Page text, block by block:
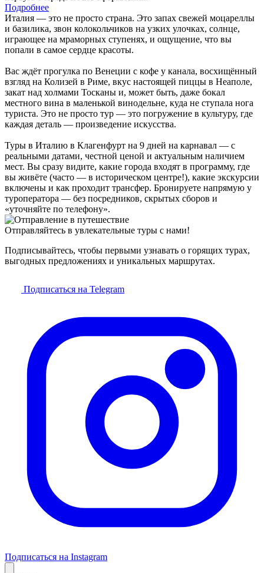
Подробнее
Италия — это не просто страна. Это запах свежей моцареллы
и базилика, звон колокольчиков на узких улочках, солнце,
играющее на мраморных ступенях, и ощущение, что вы
попали в самое сердце красоты.
Вас ждёт прогулка по Венеции с кофе у канала, восхищённый
взгляд на Колизей в Риме, вкус настоящей пиццы в Неаполе,
закат над холмами Тосканы и, может быть, даже бокал
местного вина в маленькой винодельне, куда не ступала нога
туриста. Это не просто тур — это погружение в культуру, где
каждая деталь — произведение искусства.
Туры в Италию в Клагенфурт на 9 дней на карнавал — с
реальными датами, честной ценой и актуальным наличием
мест. Вы сразу видите, какие города входят в программу, где
вы живёте (часто — в историческом центре!), какие экскурсии
включены и как проходит трансфер. Бронируете напрямую у
туроператора — без посредников, скрытых сборов и
«уточняйте по телефону».
Отправляйтесь в увлекательные туры с нами!
Подписывайтесь, чтобы первыми узнавать о горящих турах,
выгодных предложениях и уникальных маршрутах.
Подписаться на Telegram
Подписаться на Instagram